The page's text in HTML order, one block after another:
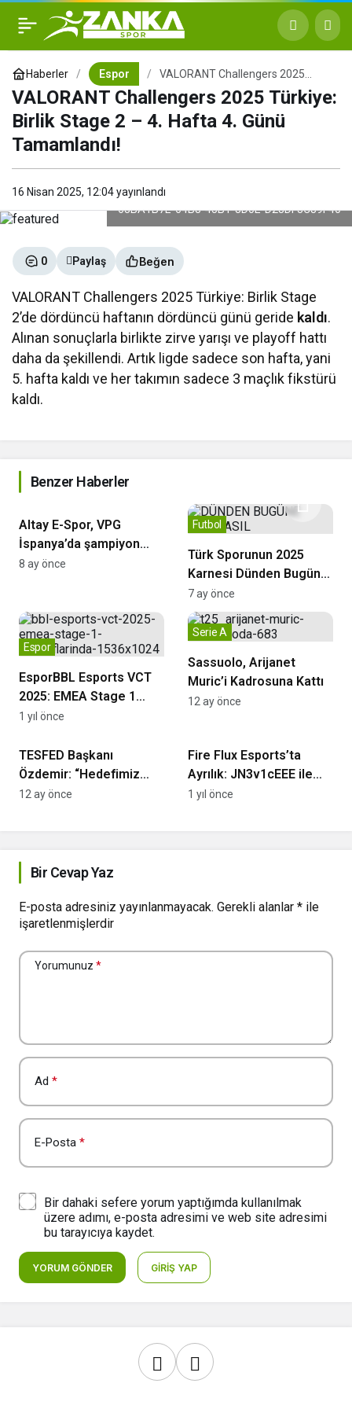
Haberler Espor
VALORANT Challengers 2025
Günü Tamamlandı!
VALORANT Challengers 2025 Türkiye:
Birlik Stage 2 – 4. Hafta 4. Günü
Tamamlandı!
16 Nisan 2025, 12:04yayınlandı
63BA1B7E-64B8-45B1-8D0E-D28DF3C89F40
0 Paylaş Beğen
VALORANT Challengers 2025 Türkiye: Birlik Stage
2’de dördüncü haftanın dördüncü günü geride kaldı.
Alınan sonuçlarla birlikte zirve yarışı ve playoff hattı
daha da şekillendi. Artık ligde sadece son hafta, yani
5. hafta kaldı ve her takımın sadece 3 maçlık fikstürü
kaldı.
VALORANT Challengers
2025 Türkiye: Birlik Stage 2
– 4. Hafta 4. Günü
Tamamlandı!
Benzer Haberler
Altay E-Spor, VPG
İspanya’da şampiyon
oldu
8 ay önce
Türk Sporunun 2025
Karnesi Dünden Bugüne
Spor’da
Futbol
7 ay önce
EsporBBL Esports VCT
2025: EMEA Stage 1
Playoff’larında
Espor
1 yıl önce
Sassuolo, Arijanet
Muric’i Kadrosuna Kattı
Serie A
12 ay önce
TESFED Başkanı
Özdemir: “Hedefimiz
Türk Esporunu Dünyada
Espor
12 ay önce
Fire Flux Esports’ta
Ayrılık: JN3v1cEEE ile
Yollar Ayrıldı
1 yıl önce
Bir Cevap Yaz
E-posta adresiniz yayınlanmayacak. Gerekli alanlar * ile
işaretlenmişlerdir
Yorumunuz *
Ad *
E-Posta *
Bir dahaki sefere yorum yaptığımda kullanılmak
üzere adımı, e-posta adresimi ve web site adresimi
bu tarayıcıya kaydet.
YORUM GÖNDER GIRIŞ YAP